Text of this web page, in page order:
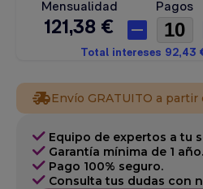
Envío GRATUITO a partir
Equipo de expertos a tu
Garantía mínima de 1 año.
Pago 100% seguro.
Consulta tus dudas con